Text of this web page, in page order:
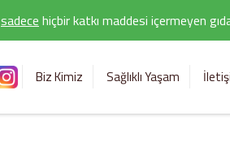
sadecehiçbir katkı maddesi içermeyen
Biz Kimiz Sağlıklı Yaşam